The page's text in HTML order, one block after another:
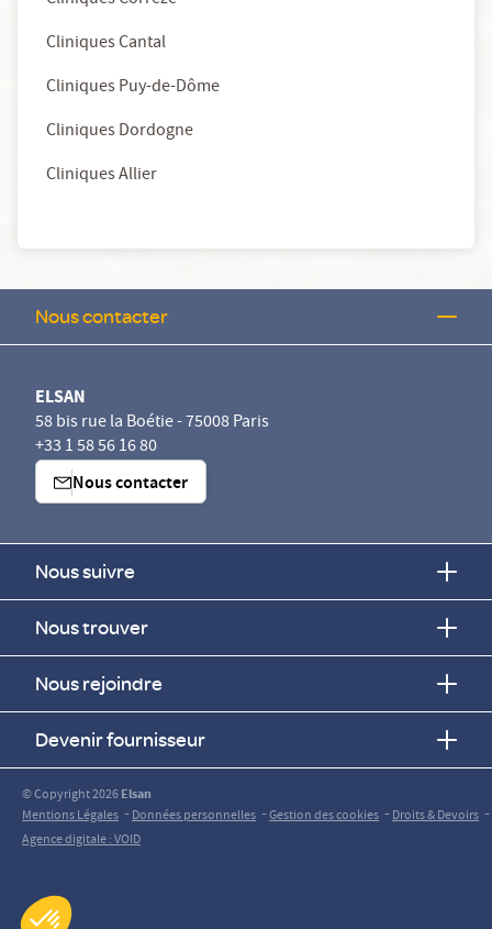
Cliniques Cantal
Cliniques Puy-de-Dôme
Cliniques Dordogne
Cliniques Allier
Nous contacter
ELSAN
58 bis rue la Boétie - 75008 Paris
+33 1 58 56 16 80
Nous contacter
Nous suivre
Nous trouver
Nous rejoindre
Devenir fournisseur
© Copyright 2026Elsan
Mentions Légales -Données personnelles -Gestion des cookies -Droits & Devoirs -
Agence digitale : VOID